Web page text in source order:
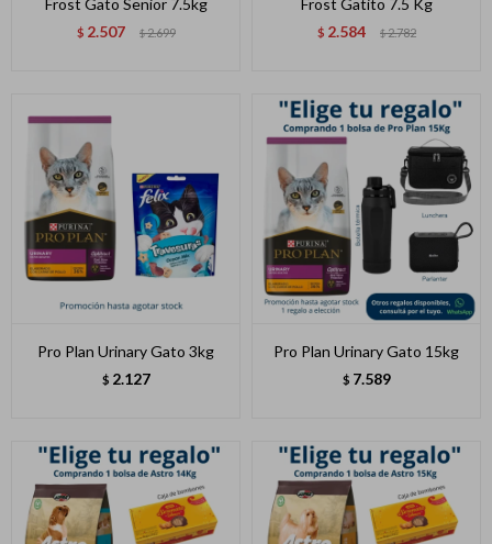
Frost Gato Senior 7.5kg
$ 2.507 $2.699
Frost Gatito 7.5 Kg
$ 2.584 $2.782
Pro Plan Urinary Gato 3kg
$ 2.127
Pro Plan Urinary Gato 15kg
$ 7.589